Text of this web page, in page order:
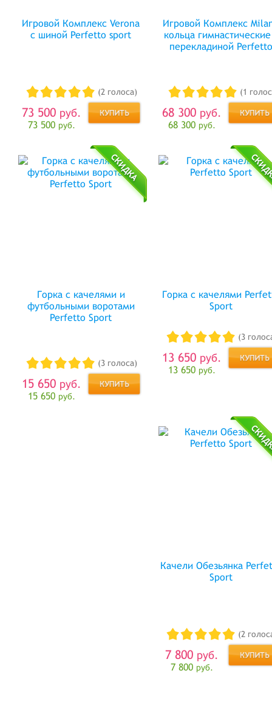
Игровой Комплекс Verona
с шиной Perfetto sport
(2 голоса)
73 500 руб.
73 500 руб.
Игровой Комплекс
кольца
перекладиной
(1
68 300 руб.
68 300 руб.
Горка с качелями и
футбольными воротами
Perfetto Sport
(3 голоса)
15 650 руб.
15 650 руб.
Горка с качелями
Sport
(3
13 650 руб.
13 650 руб.
Качели Обезьянка
Sport
(2
7 800 руб.
7 800 руб.